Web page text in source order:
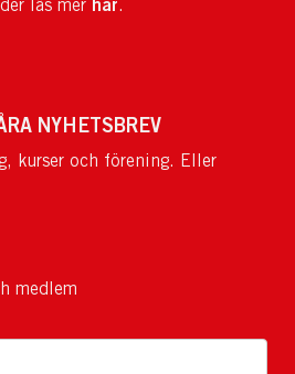
läs mer här.
NYHETSBREV
kurser och förening. Eller
medlem